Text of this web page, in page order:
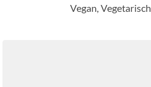
Vegan, Vegetarisch